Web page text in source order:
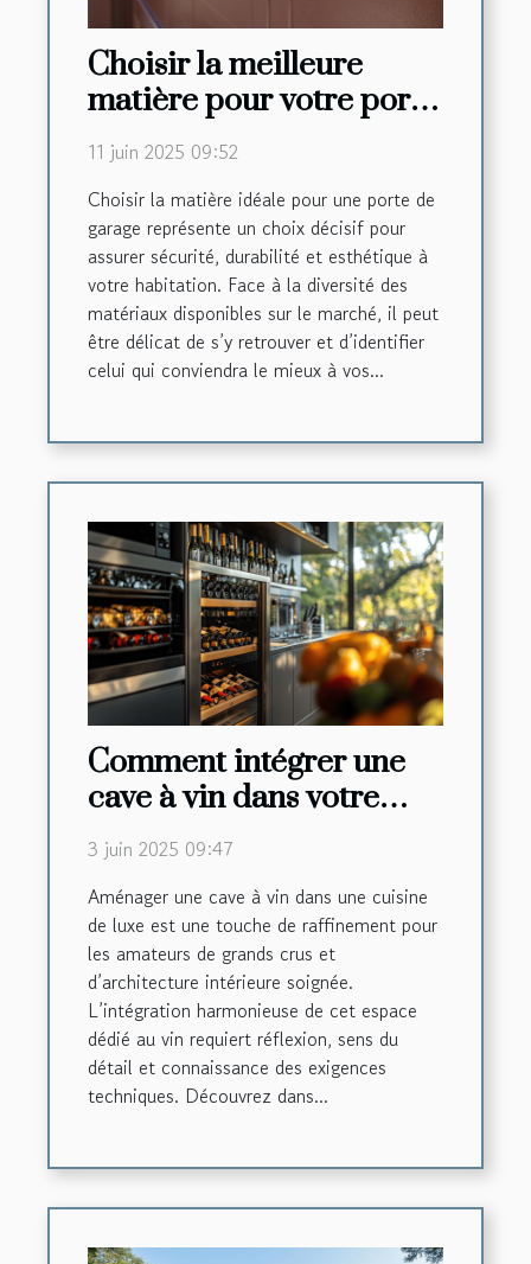
Choisir la meilleure
matière pour votre porte
de garage
11 juin 2025 09:52
Choisir la matière idéale pour une porte de
garage représente un choix décisif pour
assurer sécurité, durabilité et esthétique à
votre habitation. Face à la diversité des
matériaux disponibles sur le marché, il peut
être délicat de s’y retrouver et d’identifier
celui qui conviendra le mieux à vos...
Comment intégrer une
cave à vin dans votre
cuisine de luxe
3 juin 2025 09:47
Aménager une cave à vin dans une cuisine
de luxe est une touche de raffinement pour
les amateurs de grands crus et
d’architecture intérieure soignée.
L’intégration harmonieuse de cet espace
dédié au vin requiert réflexion, sens du
détail et connaissance des exigences
techniques. Découvrez dans...